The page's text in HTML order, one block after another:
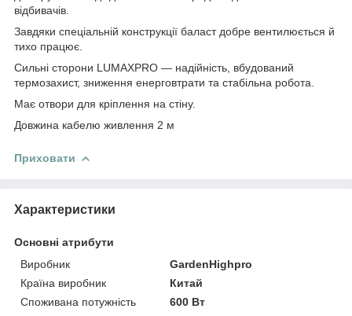
відбивачів.
Завдяки спеціальній конструкції баласт добре вентилюється й
тихо працює.
Сильні сторони LUMAXPRO — надійність, вбудований
термозахист, зниження енерговтрати та стабільна робота.
Має отвори для кріплення на стіну.
Довжина кабелю живлення 2 м
Приховати
Характеристики
Основні атрибути
Виробник
GardenHighpro
Країна виробник
Китай
Споживана потужність
600 Вт